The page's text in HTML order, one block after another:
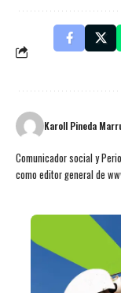
Karoll Pineda
Comunicador social y
como editor general de